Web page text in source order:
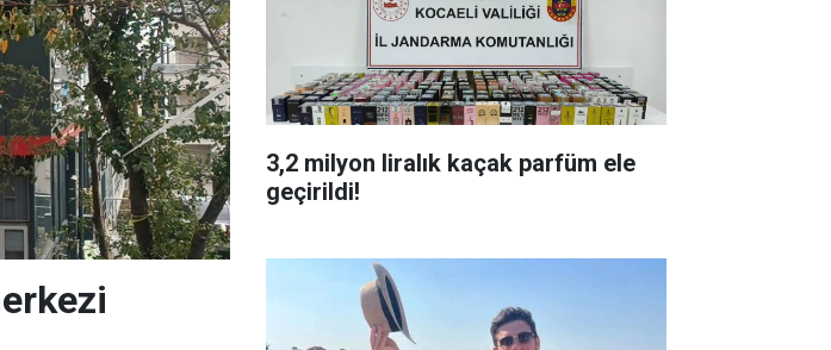
3,2 milyon liralık kaçak parfüm ele
geçirildi!